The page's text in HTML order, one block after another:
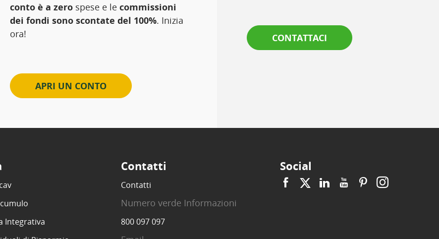
conto è a zero spese e le commissioni
dei fondi sono scontate del 100%. Inizia
ora!
APRI UN CONTO
CONTATTACI
Integrativa
Contatti
Contatti
Numero verde Informazioni
800 097 097
Social